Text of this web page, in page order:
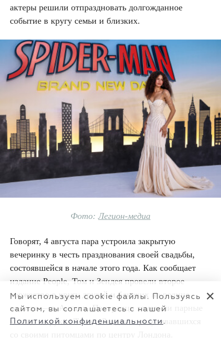
актеры решили отпраздновать долгожданное
событие в кругу семьи и близких.
Фото:Легион-медиа
Говорят, 4 августа пара устроила закрытую
вечеринку в честь празднования своей свадьбы,
состоявшейся в начале этого года. Как сообщает
издание People, Том и Зендея провели второе
торжество в кругу друзей и близких на родине
жениха — в Англии. Папарацци заметили парные
кольца на руках Тома и Зендеи, прогуливавшихся
Мы используем cookie файлы. Пользуясь
сайтом, вы соглашаетесь с нашей
Политикой конфиденциальности .
✕